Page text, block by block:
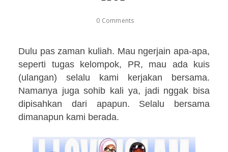
0 Comments
Dulu pas zaman kuliah. Mau ngerjain apa-apa,
seperti tugas kelompok, PR, mau ada kuis
(ulangan) selalu kami kerjakan bersama.
Namanya juga sohib kali ya, jadi nggak bisa
dipisahkan dari apapun. Selalu bersama
dimanapun kami berada.